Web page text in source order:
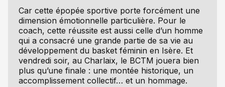
Car cette épopée sportive porte forcément une
dimension émotionnelle particulière. Pour le
coach, cette réussite est aussi celle d’un homme
qui a consacré une grande partie de sa vie au
développement du basket féminin en Isère. Et
vendredi soir, au Charlaix, le BCTM jouera bien
plus qu’une finale : une montée historique, un
accomplissement collectif… et un hommage.